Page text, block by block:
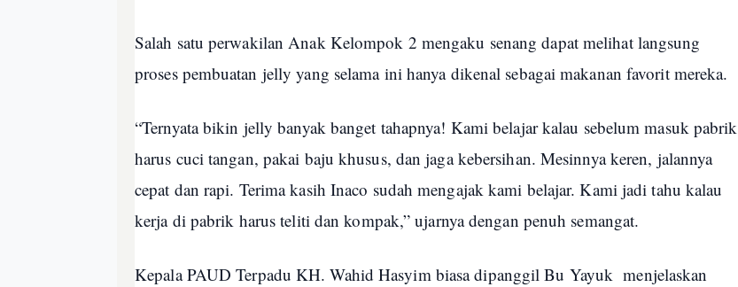
Salah satu perwakilan Anak Kelompok 2 mengaku senang dapat melihat langsung
proses pembuatan jelly yang selama ini hanya dikenal sebagai makanan favorit mereka.
“Ternyata bikin jelly banyak banget tahapnya! Kami belajar kalau sebelum masuk pabrik
harus cuci tangan, pakai baju khusus, dan jaga kebersihan. Mesinnya keren, jalannya
cepat dan rapi. Terima kasih Inaco sudah mengajak kami belajar. Kami jadi tahu kalau
kerja di pabrik harus teliti dan kompak,” ujarnya dengan penuh semangat.
Kepala PAUD Terpadu KH. Wahid Hasyim biasa dipanggil Bu Yayuk menjelaskan